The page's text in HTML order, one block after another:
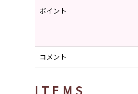
ポイント
コメント
ITEMS